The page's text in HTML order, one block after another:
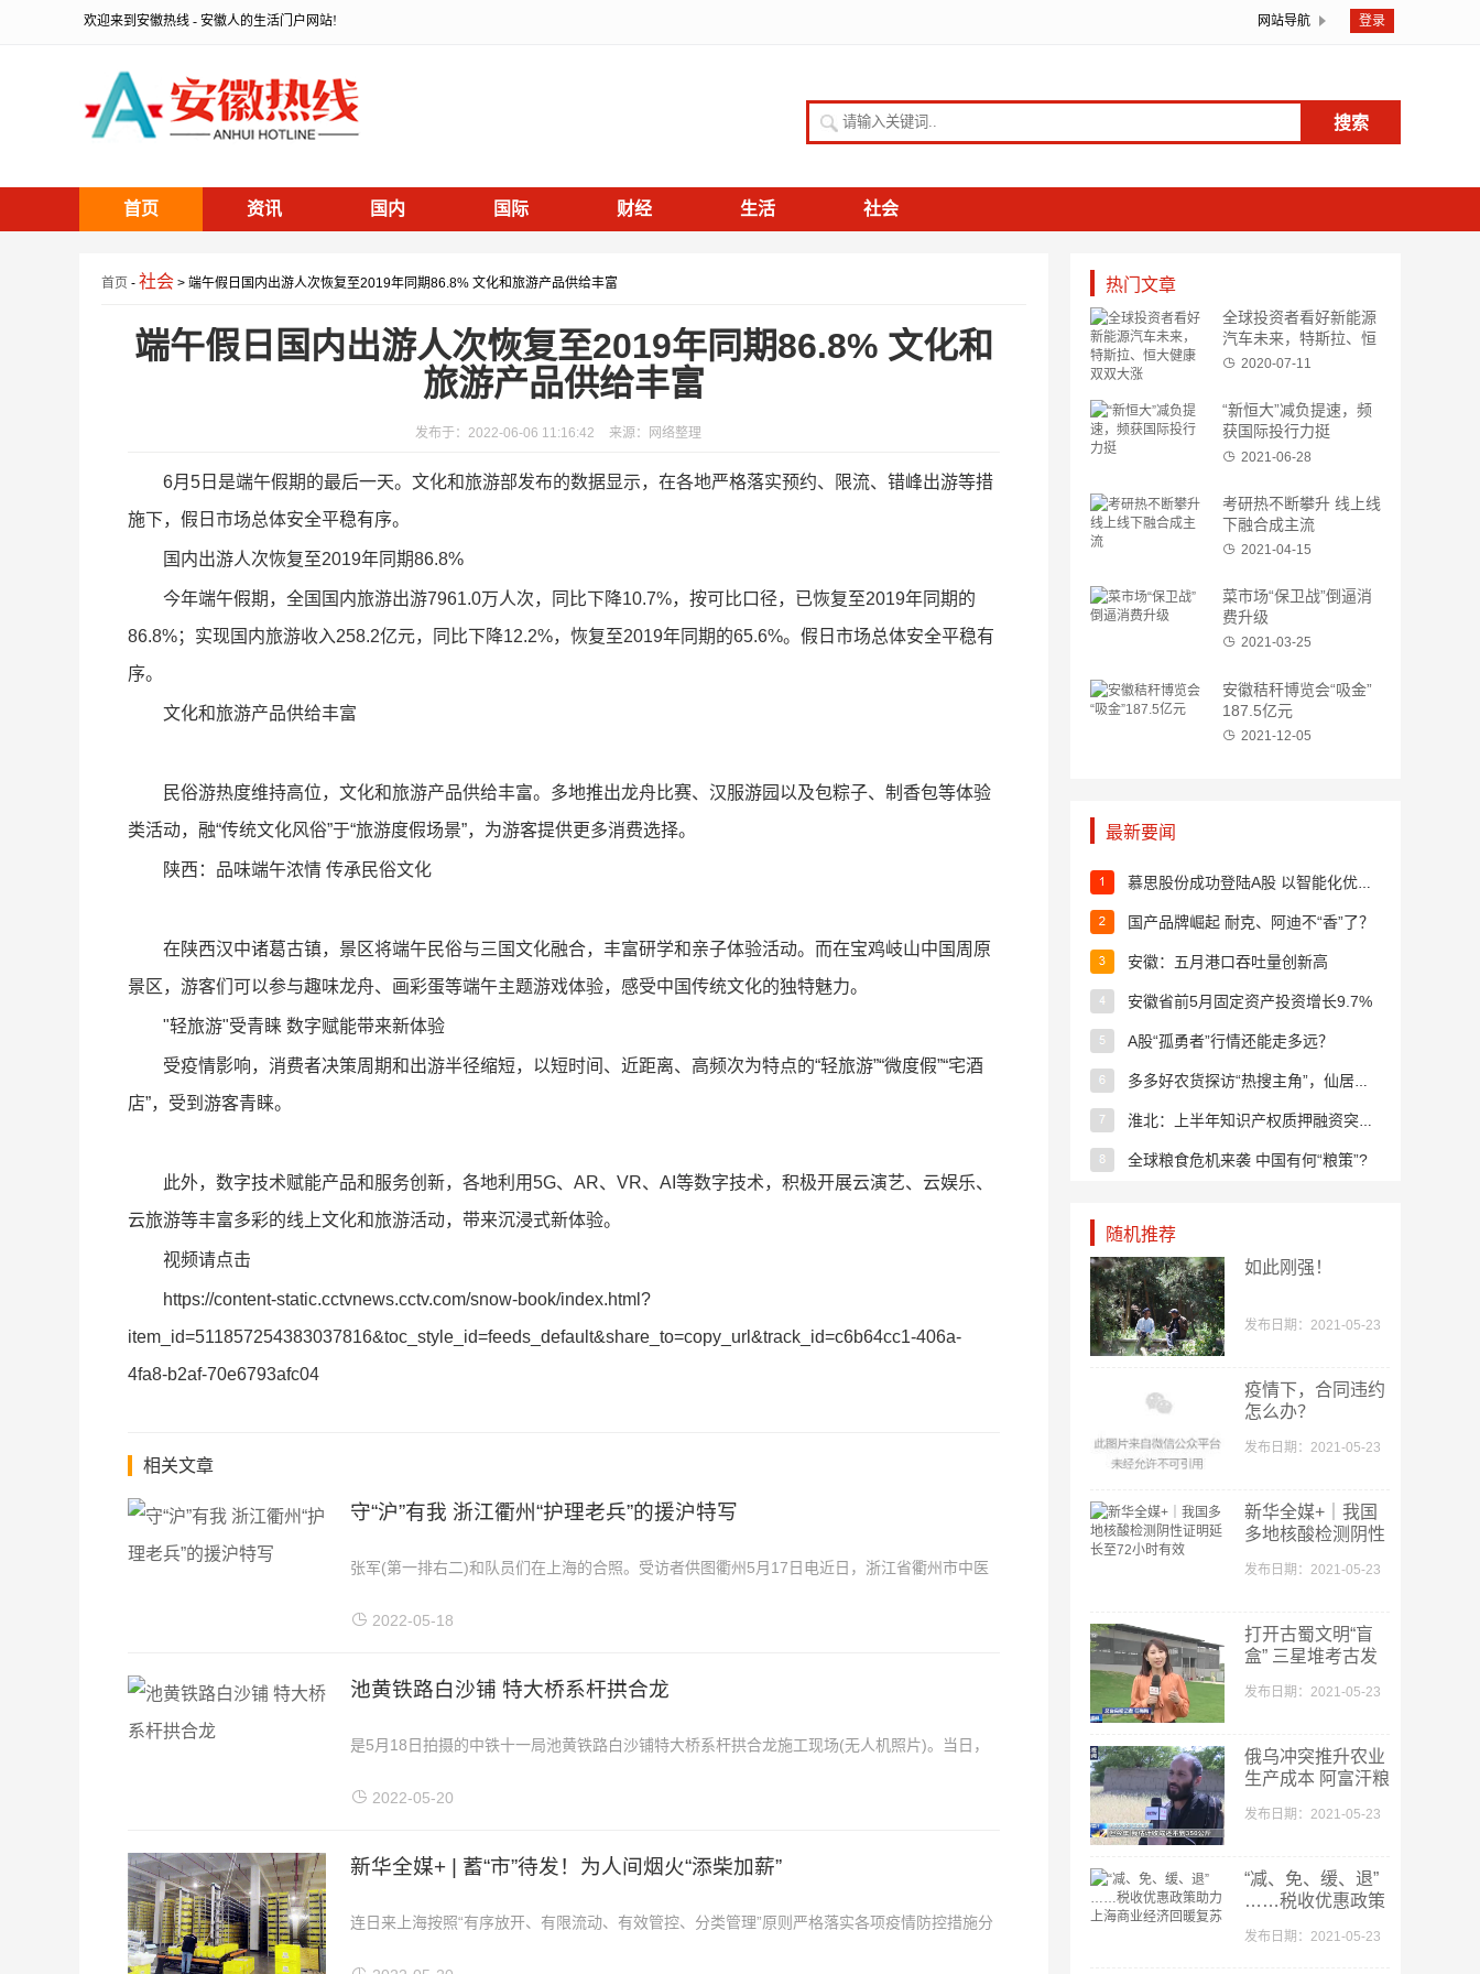
欢迎来到安徽热线 - 安徽人的生活门户网站! 网站导航 登录
请输入关键词 搜索
首页 资讯 国内 国际 财经 生活 社会
首页 - 社会 > 端午假日国内出游人次恢复至2019年同期86.8% 文化和旅游产品供给丰富
端午假日国内出游人次恢复至2019年同期86.8% 文化和
旅游产品供给丰富
发布于：2022-06-06 11:16:42 来源：网络整理
6月5日是端午假期的最后一天。文化和旅游部发布的数据显示，在各地严格落实预约、限流、错峰出游等措
施下，假日市场总体安全平稳有序。
国内出游人次恢复至2019年同期86.8%
今年端午假期，全国国内旅游出游7961.0万人次，同比下降10.7%，按可比口径，已恢复至2019年同期的
86.8%；实现国内旅游收入258.2亿元，同比下降12.2%，恢复至2019年同期的65.6%。假日市场总体安全平稳有
序。
文化和旅游产品供给丰富
民俗游热度维持高位，文化和旅游产品供给丰富。多地推出龙舟比赛、汉服游园以及包粽子、制香包等体验
类活动，融“传统文化风俗”于“旅游度假场景”，为游客提供更多消费选择。
陕西：品味端午浓情 传承民俗文化
在陕西汉中诸葛古镇，景区将端午民俗与三国文化融合，丰富研学和亲子体验活动。而在宝鸡岐山中国周原
景区，游客们可以参与趣味龙舟、画彩蛋等端午主题游戏体验，感受中国传统文化的独特魅力。
"轻旅游"受青睐 数字赋能带来新体验
受疫情影响，消费者决策周期和出游半径缩短，以短时间、近距离、高频次为特点的“轻旅游”“微度假”“宅酒
店”，受到游客青睐。
此外，数字技术赋能产品和服务创新，各地利用5G、AR、VR、AI等数字技术，积极开展云演艺、云娱乐、
云旅游等丰富多彩的线上文化和旅游活动，带来沉浸式新体验。
视频请点击
https://content-static.cctvnews.cctv.com/snow-book/index.html?
item_id=511857254383037816&toc_style_id=feeds_default&share_to=copy_url&track_id=c6b64cc1-406a-
4fa8-b2af-70e6793afc04
相关文章
守“沪”有我 浙江衢州“护理老兵”的援沪特写
张军(第一排右二)和队员们在上海的合照。受访者供图衢州5月17日电近日，浙江省衢州市中医
2022-05-18
池黄铁路白沙铺 特大桥系杆拱合龙
是5月18日拍摄的中铁十一局池黄铁路白沙铺特大桥系杆拱合龙施工现场(无人机照片)。当日，
2022-05-20
新华全媒+ | 蓄“市”待发！为人间烟火“添柴加薪”
连日来上海按照“有序放开、有限流动、有效管控、分类管理”原则严格落实各项疫情防控措施分
热门文章
全球投资者看好新能源
汽车未来，特斯拉、恒
大健康双双大涨
2020-07-11
“新恒大”减负提速，频
获国际投行力挺
2021-06-28
考研热不断攀升 线上线
下融合成主流
2021-04-15
菜市场“保卫战”倒逼消
费升级
2021-03-25
安徽秸秆博览会“吸金”
187.5亿元
2021-12-05
最新要闻
国产品牌崛起 耐克、阿迪不“香”了？
安徽：五月港口吞吐量创新高
安徽省前5月固定资产投资增长9.7%
A股“孤勇者”行情还能走多远？
全球粮食危机来袭 中国有何“粮策”?
新业态催生新职业 “数字经济”占一半
强监管护好百姓“钱袋子” 存款进入“保险时代”
指数反弹 大金融全线暴涨
券商护驾 多头继续长驱直入！
沪指收涨0.32% 顺周期板块卷土重来
高学历投资者收益期望过高
继续看多做多 谨记君子不立危墙之下
指数高开跳水 碳中和逆势走强
沪指三连阳：券商股领涨 北向资金净买入50亿元
快手半日涨超9%，领涨港股互联网科技板块
随机推荐
如此刚强！
发布日期：2021-05-23
疫情下，合同违约
怎么办？
发布日期：2021-05-23
新华全媒+｜我国
多地核酸检测阴性
有效
发布日期：2021-05-23
打开古蜀文明“盲
盒” 三星堆考古发
发布日期：2021-05-23
俄乌冲突推升农业
生产成本 阿富汗粮
发布日期：2021-05-23
“减、免、缓、退”
……税收优惠政策
回暖复苏
发布日期：2021-05-23